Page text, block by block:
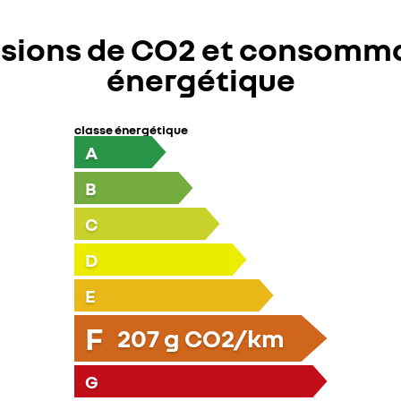
de CO2 et
énergétique
classe énergétique
A
B
C
D
E
F 207g CO2/km
G